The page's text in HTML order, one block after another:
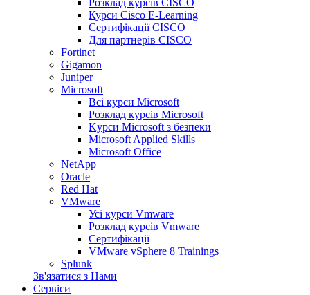
Розклад курсів CISCO
Курси Cisco E-Learning
Сертифікації CISCO
Для партнерів CISCO
Fortinet
Gigamon
Juniper
Microsoft
Всі курси Microsoft
Розклад курсів Microsoft
Kyрси Microsoft з безпеки
Microsoft Applied Skills
Microsoft Office
NetApp
Oracle
Red Hat
VMware
Усі курси Vmware
Розклад курсів Vmware
Сертифікації
VMware vSphere 8 Trainings
Splunk
Зв'язатися з Нами
Сервіси